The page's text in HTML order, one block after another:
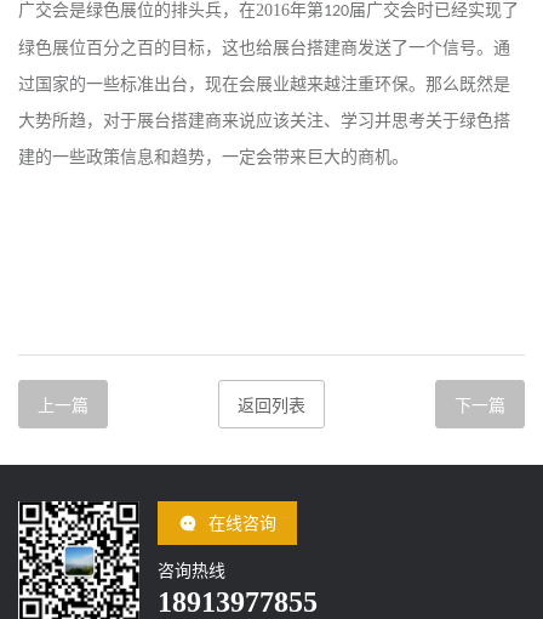
广交会是绿色展位的排头兵，在2016年第120届广交会时已经实现了
绿色展位百分之百的目标，这也给展台搭建商发送了一个信号。通
过国家的一些标准出台，现在会展业越来越注重环保。那么既然是
大势所趋，对于展台搭建商来说应该关注、学习并思考关于绿色搭
建的一些政策信息和趋势，一定会带来巨大的商机。
上一篇 返回列表 下一篇
在线咨询
咨询热线
18913977855